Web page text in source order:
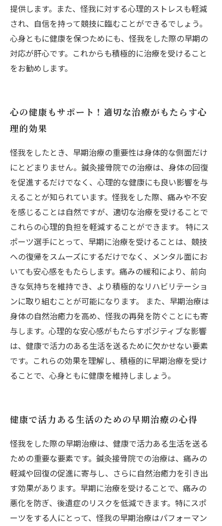
提供します。また、怪我に対する心理的ストレスも軽減
され、自信を持って競技に臨むことができるでしょう。
心身ともに健康を保つためにも、怪我をした際の早期の
対応が肝心です。これからも積極的に治療を受けること
をお勧めします。
心の健康もサポート！適切な治療がもたらす心
理的効果
怪我をしたとき、早期治療の重要性は身体的な側面だけ
にとどまりません。鍼灸接骨院での治療は、身体の回復
を促進するだけでなく、心理的な健康にも良い影響を与
えることが知られています。怪我をした際、痛みや不安
を感じることは自然ですが、適切な治療を受けることで
これらの心理的負担を軽減することができます。 特にス
ポーツ選手にとって、早期に治療を受けることは、競技
への復帰をスムーズにするだけでなく、メンタル面にお
いても安心感をもたらします。痛みの緩和により、前向
きな気持ちを維持でき、より積極的なリハビリテーショ
ンに取り組むことが可能になります。 また、早期治療は
身体の自然治癒力を高め、怪我の再発を防ぐことにも寄
与します。心理的な安心感がもたらすポジティブな影響
は、健康で活力のある生活を送るために欠かせない要素
です。これらの効果を理解し、積極的に早期治療を受け
ることで、心身ともに健康を維持しましょう。
健康で活力ある生活のための早期治療の心得
怪我をした際の早期治療は、健康で活力ある生活を送る
ための重要な要素です。鍼灸接骨院での治療は、痛みの
軽減や回復の促進に寄与し、さらに自然治癒力を引き出
す効果があります。早期に治療を受けることで、痛みの
悪化を防ぎ、後遺症のリスクを低減できます。特にスポ
ーツをする人にとって、怪我の早期治療はパフォーマン